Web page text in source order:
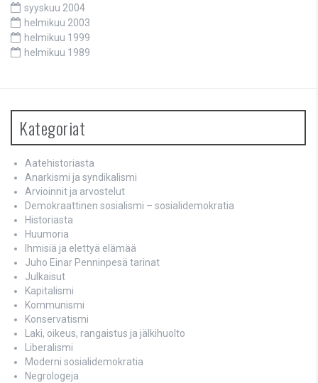
syyskuu 2004
helmikuu 2003
helmikuu 1999
helmikuu 1989
Kategoriat
Aatehistoriasta
Anarkismi ja syndikalismi
Arvioinnit ja arvostelut
Demokraattinen sosialismi – sosialidemokratia
Historiasta
Huumoria
Ihmisiä ja elettyä elämää
Juho Einar Penninpesä tarinat
Julkaisut
Kapitalismi
Kommunismi
Konservatismi
Laki, oikeus, rangaistus ja jälkihuolto
Liberalismi
Moderni sosialidemokratia
Negrologeja